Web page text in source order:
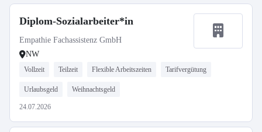
Diplom-Sozialarbeiter*in
Empathie Fachassistenz GmbH
NW
Vollzeit Teilzeit Flexible Arbeitszeiten Tarifvergütung
Urlaubsgeld Weihnachtsgeld
24.07.2026